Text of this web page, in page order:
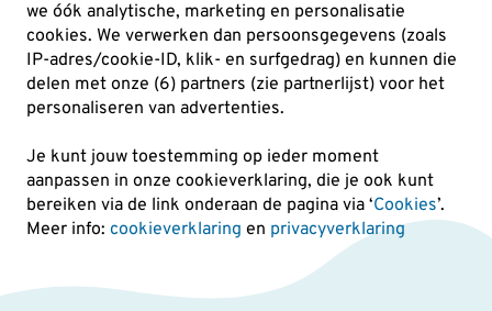
we óók analytische, marketing en personalisatie
cookies. We verwerken dan persoonsgegevens (zoals
IP-adres/cookie-ID, klik- en surfgedrag) en kunnen die
delen met onze (6) partners (zie partnerlijst) voor het
personaliseren van advertenties.
Je kunt jouw toestemming op ieder moment
aanpassen in onze cookieverklaring, die je ook kunt
bereiken via de link onderaan de pagina via ‘Cookies’.
Meer info: cookieverklaring en privacyverklaring